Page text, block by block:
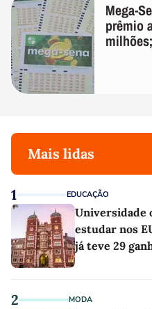
Mega-
prêmio
Mais lidas
1 EDUCAÇÃO
Universidade
estudar nos
já teve 29
2 MODA